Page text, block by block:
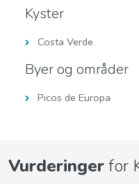
Kyster
Costa Verde
Byer og områder
Picos de Europa
Vurderingerfor